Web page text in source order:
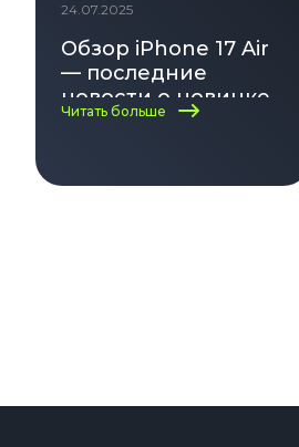
24.07.2025
Обзор iPhone 17 Air
— последние
новости о новинке
Apple
Читать больше